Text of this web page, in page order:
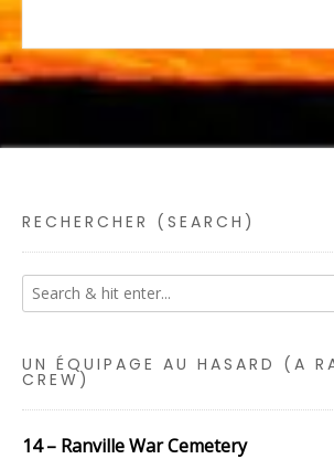
RECHERCHER (SEARCH)
UN ÉQUIPAGE AU HASARD (A
CREW)
14 – Ranville War Cemetery